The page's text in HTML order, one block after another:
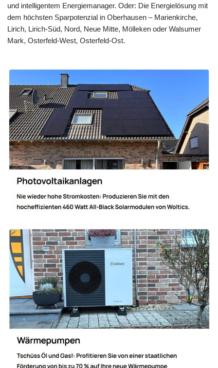
und intelligentem Energiemanager. Oder: Die Energielösung mit
dem höchsten Sparpotenzial in Oberhausen – Marienkirche,
Lirich, Lirich-Süd, Nord, Neue Mitte, Mölleken oder Walsumer
Mark, Osterfeld-West, Osterfeld-Ost.